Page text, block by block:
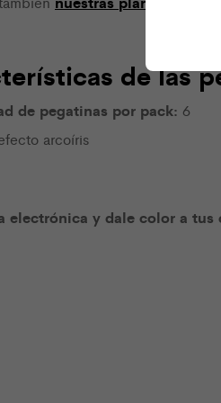
de las
de pegatinas por pack: 6
arcoíris
electrónica y dale color a